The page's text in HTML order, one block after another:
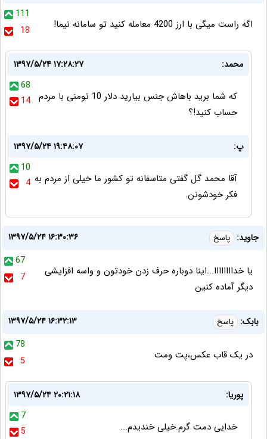
111
18
اگه راست میگی با ارز 4200 معامله کنید تو سامانه نیما!
محمد:
۱۳۹۷/۵/۲۴ ۱۷:۲۸:۲۷
68
14
که شما برید باهاش جنس بیارید دلار 10 تومنی با مردم
حساب کنید!؟
پ:
۱۳۹۷/۵/۲۴ ۱۹:۴۸:۰۷
10
4 آقا محمد گل گفتی متاسفانه تو کشور ما خیلی از مردم به
فکر خودشونن.
جاوید: پاسخ
۱۳۹۷/۵/۲۴ ۱۶:۳۰:۳۶
67
7
یا خداااااااا...اینا دوباره حرف زدن خودتون و واسه افزایشی
دیگر آماده کنین
بابک: پاسخ
۱۳۹۷/۵/۲۴ ۱۶:۳۲:۱۳
78
5
در یک قاب عکس،پت ومت
پوریا:
۱۳۹۷/۵/۲۴ ۲۰:۲۱:۱۸
7
5
خدایی دمت گرم.خیلی خندیدم...